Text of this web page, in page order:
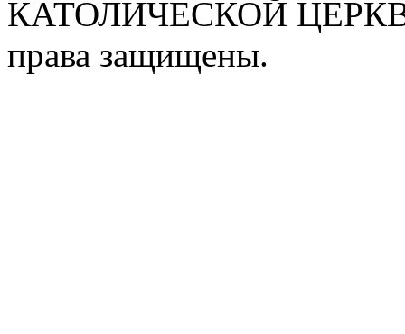
КАТОЛИЧЕСКОЙ
права защищены.